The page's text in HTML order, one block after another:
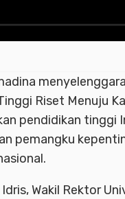
Riset Menuju
pendidikan tinggi
pemangku
Wakil Rektor